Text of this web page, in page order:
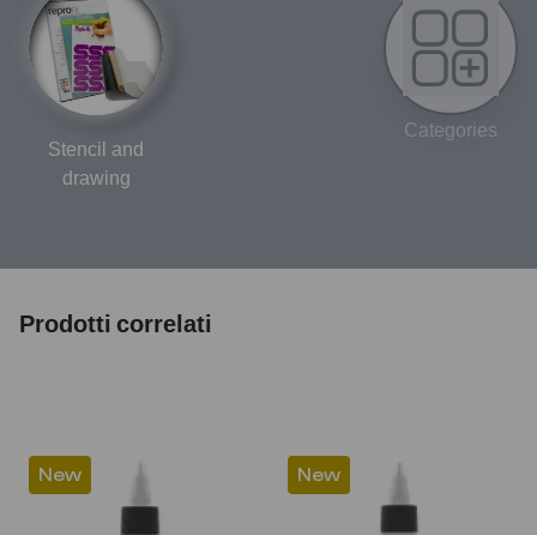
Stencil and
drawing
Categories
Prodotti correlati
New New